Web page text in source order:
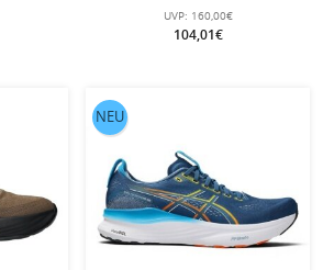
UVP: 160,00€
104,01€
NEU